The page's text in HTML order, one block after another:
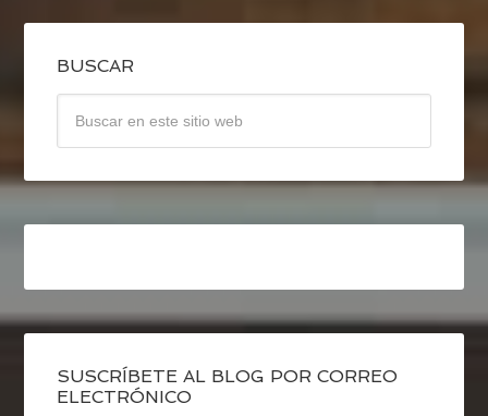
BUSCAR
SUSCRÍBETE AL BLOG POR CORREO
ELECTRÓNICO